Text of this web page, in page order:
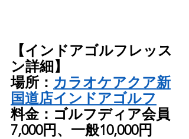
【インドアゴルフレッス
ン詳細】
場所： カラオケアクア新
国道店インドアゴルフ
料金：ゴルフディア会員
7,000円、一般10,000円